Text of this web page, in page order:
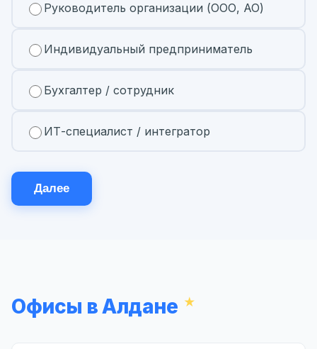
Руководитель организации (ООО, АО)
Индивидуальный предприниматель
Бухгалтер / сотрудник
ИТ-специалист / интегратор
Далее
Офисы в Алдане